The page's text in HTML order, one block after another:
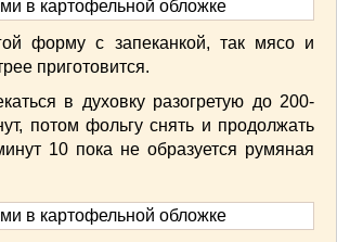
форму с запеканкой, так мясо и
приготовится.
в духовку разогретую до 200-
потом фольгу снять и продолжать
10 пока не образуется румяная